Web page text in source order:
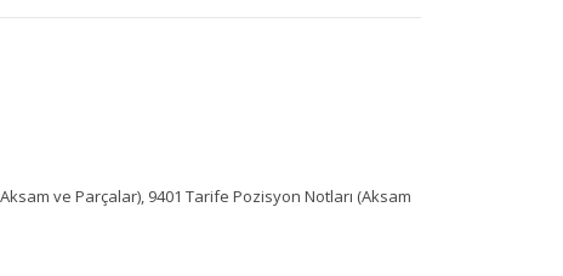
ve Parçalar), 9401 Tarife Pozisyon Notları (Aksam